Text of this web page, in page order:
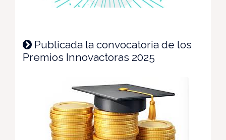
Publicada la convocatoria de los
Premios Innovactoras 2025